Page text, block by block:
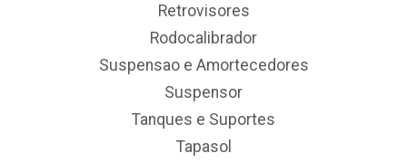
Retrovisores
Rodocalibrador
Suspensao e Amortecedores
Suspensor
Tanques e Suportes
Tapasol